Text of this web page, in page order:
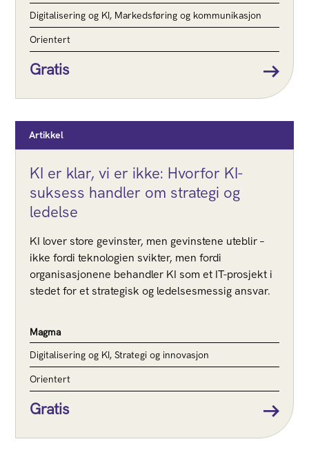
Digitalisering og KI, Markedsføring og kommunikasjon
Orientert
Gratis
Artikkel
KI er klar, vi er ikke: Hvorfor KI-
suksess handler om strategi og
ledelse
KI lover store gevinster, men gevinstene uteblir –
ikke fordi teknologien svikter, men fordi
organisasjonene behandler KI som et IT-prosjekt i
stedet for et strategisk og ledelsesmessig ansvar.
Magma
Digitalisering og KI, Strategi og innovasjon
Orientert
Gratis